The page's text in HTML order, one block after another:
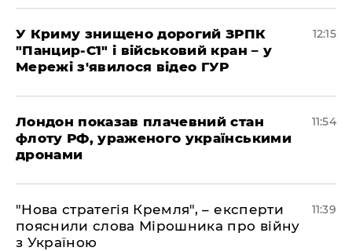
У Криму знищено дорогий ЗРПК
"Панцир-С1" і військовий кран – у
Мережі з'явилося відео ГУР
12:15
Лондон показав плачевний стан
флоту РФ, ураженого українськими
дронами
11:54
"Нова стратегія Кремля", – експерти
пояснили слова Мірошника про війну
з Україною
11:39